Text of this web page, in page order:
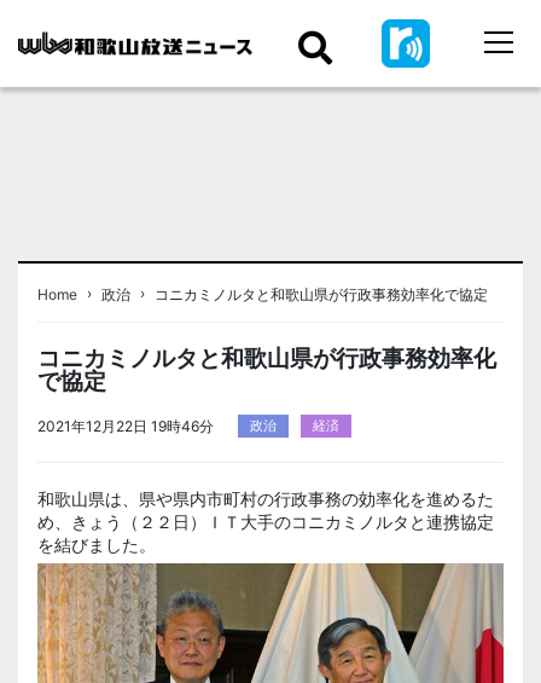
Home › 政治 › コニカミノルタと和歌山県が行政事務効率化で協定
コニカミノルタと和歌山県が行政事務効率化
で協定
2021年12月22日 19時46分 政治 経済
和歌山県は、県や県内市町村の行政事務の効率化を進めるた
め、きょう（２２日）ＩＴ大手のコニカミノルタと連携協定
を結びました。